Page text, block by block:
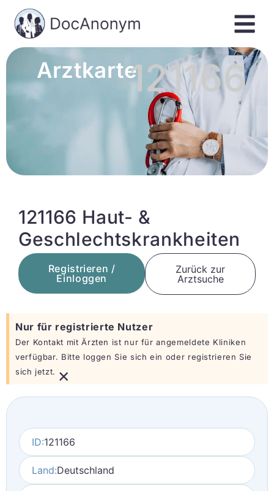
Arztkarte121166
121166 Haut- &
Geschlechtskrankheiten
Registrieren /
Einloggen
Zurück zur
Arztsuche
Nur für registrierte Nutzer
Der Kontakt mit Ärzten ist nur für angemeldete Kliniken
verfügbar. Bitte loggen Sie sich ein oder registrieren Sie
sich jetzt. ×
ID:121166
Land:Deutschland